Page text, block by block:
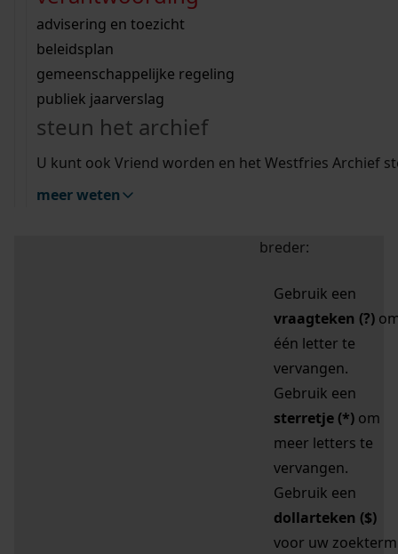
bouwvergunningen
omgevingsvergunningen
vergunningen
beeld en geluid
uitleg nodig?
Wij helpen u op weg met een aantal zoektips.
bekijk alle zoektips
Wij helpen u op weg met een aantal zoektips.
bekijk alle zoektips
bekijk ons geschiedenislokaal
advisering en toezicht
beleidsplan
gemeenschappelijke regeling
publiek jaarverslag
steun het archief
U kunt ook Vriend worden en het Westfries Archief
meer weten
zoektips
Mijn Studiezaal (inloggen)
uw zoekopdracht te
breder:
Gebruik een
vraagteken (?)
één letter te
vervangen.
Gebruik een
sterretje (*) om
meer letters te
vervangen.
Gebruik een
dollarteken ($)
voor uw zoekterm